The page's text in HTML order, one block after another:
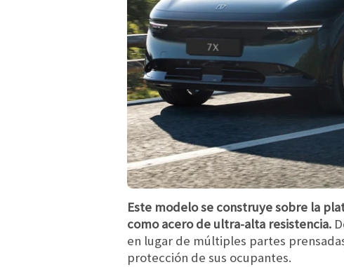
Este modelo se construye sobre la
como acero de ultra-alta resistencia.
en lugar de múltiples partes
protección de sus ocupantes.